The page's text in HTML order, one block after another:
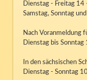
Dienstag - Freitag 14
Samstag, Sonntag
Nach Voranmeldung
Dienstag bis
In den sächsischen
Dienstag - Sonntag